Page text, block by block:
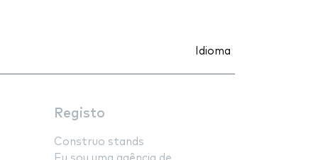
Idioma
Registo
Construo stands